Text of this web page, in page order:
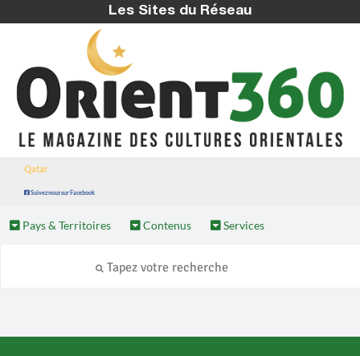
Les Sites du Réseau
Qatar
Suivez nous sur Facebook
Pays & Territoires Contenus Services